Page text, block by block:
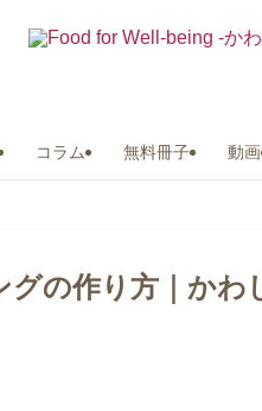
コラム 無料冊子 動画
の作り方｜かわ